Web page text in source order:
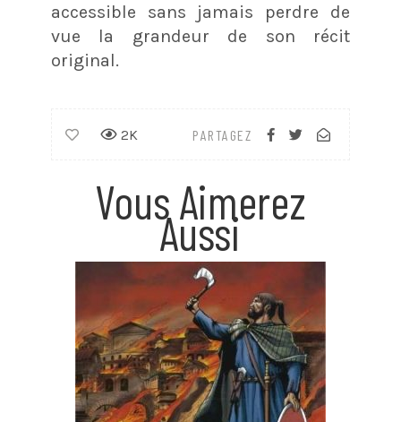
accessible sans jamais perdre de
vue la grandeur de son récit
original.
PARTAGEZ
2K
Vous Aimerez
Aussi